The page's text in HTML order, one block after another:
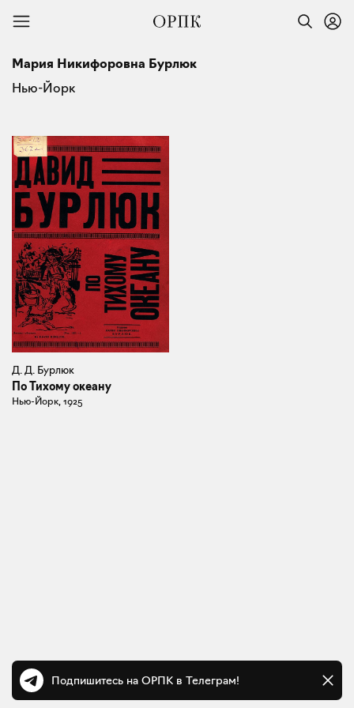
Мария Никифоровна Бурлюк
Нью-Йорк
Д. Д. Бурлюк
По Тихому океану
Нью-Йорк, 1925
Подпишитесь на ОРПК в Телеграм!